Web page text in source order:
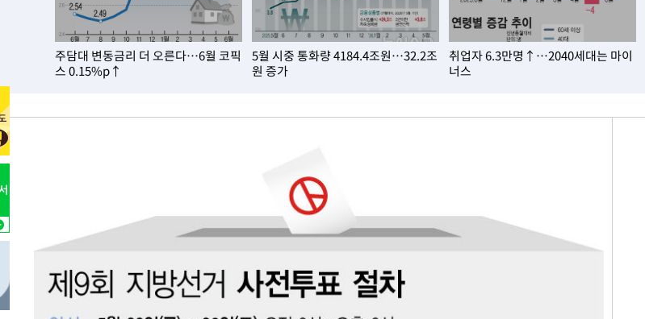
1시간 전 >[속보]코스피, 301.88포인트(4.58%) 내린 6296.38 마감
1시간 전 >[속보]원·달러 환율, 0.7원 내린 1423.8원 마감
2시간 전 >"여기 떨어졌다"…다누리, 스페이스X 로켓 달 충돌 흔적 포착
3시간 전 >
손흥민, 5경기 연속골 실패…LAFC는 승부차기 끝 과달라하라 격파
축구협회, 15년 전 심판 성 접대 파문에 "현재는 내부 지침 준수"
경찰, '홍명보는 2순위' 결론냈던 스포츠윤리센터도 압수수색
[속보]합참 "北 발사체는 단거리탄도미사일…감시·경계태세 강화"
-2514초 전 >日방위성, 北이 동해로 쏜 발사체는 탄도미사일 가능성
-350초 전 >[속보]합참 "북, 동해상으로 미상 발사체 발사"
주담대 변동금리 더 오른다…6월 코픽
스 0.15%p↑
5월 시중 통화량 4184.4조원…32.2조
원 증가
취업자 6.3만명↑…2040세대는 마이
너스